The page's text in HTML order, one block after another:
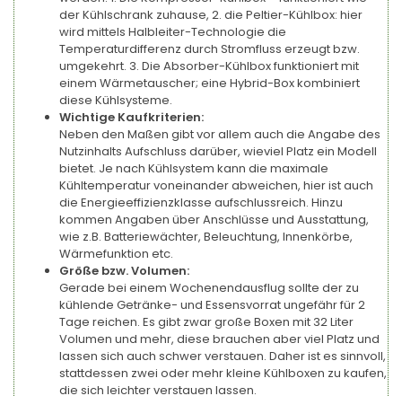
der Kühlschrank zuhause, 2. die Peltier-Kühlbox: hier
wird mittels Halbleiter-Technologie die
Temperaturdifferenz durch Stromfluss erzeugt bzw.
umgekehrt. 3. Die Absorber-Kühlbox funktioniert mit
einem Wärmetauscher; eine Hybrid-Box kombiniert
diese Kühlsysteme.
Wichtige Kaufkriterien:
Neben den Maßen gibt vor allem auch die Angabe des
Nutzinhalts Aufschluss darüber, wieviel Platz ein Modell
bietet. Je nach Kühlsystem kann die maximale
Kühltemperatur voneinander abweichen, hier ist auch
die Energieeffizienzklasse aufschlussreich. Hinzu
kommen Angaben über Anschlüsse und Ausstattung,
wie z.B. Batteriewächter, Beleuchtung, Innenkörbe,
Wärmefunktion etc.
Größe bzw. Volumen:
Gerade bei einem Wochenendausflug sollte der zu
kühlende Getränke- und Essensvorrat ungefähr für 2
Tage reichen. Es gibt zwar große Boxen mit 32 Liter
Volumen und mehr, diese brauchen aber viel Platz und
lassen sich auch schwer verstauen. Daher ist es sinnvoll,
stattdessen zwei oder mehr kleine Kühlboxen zu kaufen,
die sich leichter verstauen lassen.